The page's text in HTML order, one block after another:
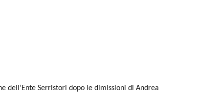
dell’Ente Serristori dopo le dimissioni di Andrea